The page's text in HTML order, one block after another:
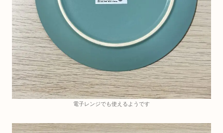
電子レンジでも使えるようです